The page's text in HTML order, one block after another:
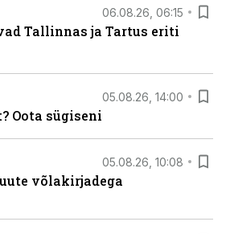
06.08.26, 06:15
Tallinnas ja Tartus eriti
05.08.26, 14:00
Oota sügiseni
05.08.26, 10:08
võlakirjadega